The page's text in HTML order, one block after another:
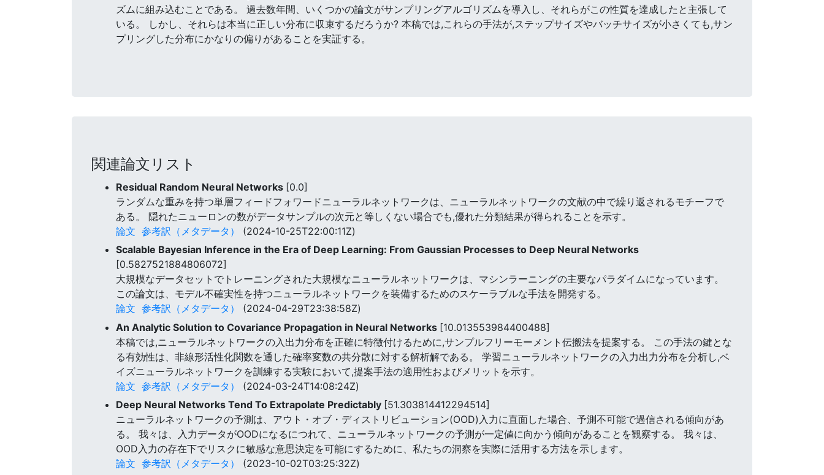
ズムに組み込むことである。 過去数年間、いくつかの論文がサンプリングアルゴリズムを導入し、それらがこの性質を達成したと主張して
いる。 しかし、それらは本当に正しい分布に収束するだろうか? 本稿では,これらの手法が,ステップサイズやバッチサイズが小さくても,サン
プリングした分布にかなりの偏りがあることを実証する。
関連論文リスト
Residual Random Neural Networks [0.0]
ランダムな重みを持つ単層フィードフォワードニューラルネットワークは、ニューラルネットワークの文献の中で繰り返されるモチーフで
ある。 隠れたニューロンの数がデータサンプルの次元と等しくない場合でも,優れた分類結果が得られることを示す。
論文 参考訳（メタデータ）
(2024-10-25T22:00:11Z)
Scalable Bayesian Inference in the Era of Deep Learning: From Gaussian Processes to Deep Neural Networks
[0.5827521884806072]
大規模なデータセットでトレーニングされた大規模なニューラルネットワークは、マシンラーニングの主要なパラダイムになっています。
この論文は、モデル不確実性を持つニューラルネットワークを装備するためのスケーラブルな手法を開発する。
論文 参考訳（メタデータ）
(2024-04-29T23:38:58Z)
An Analytic Solution to Covariance Propagation in Neural Networks [10.013553984400488]
本稿では,ニューラルネットワークの入出力分布を正確に特徴付けるために,サンプルフリーモーメント伝搬法を提案する。 この手法の鍵とな
る有効性は、非線形活性化関数を通した確率変数の共分散に対する解析解である。 学習ニューラルネットワークの入力出力分布を分析し,ベ
イズニューラルネットワークを訓練する実験において,提案手法の適用性およびメリットを示す。
論文 参考訳（メタデータ）
(2024-03-24T14:08:24Z)
Deep Neural Networks Tend To Extrapolate Predictably [51.303814412294514]
ニューラルネットワークの予測は、アウト・オブ・ディストリビューション(OOD)入力に直面した場合、予測不可能で過信される傾向があ
る。 我々は、入力データがOODになるにつれて、ニューラルネットワークの予測が一定値に向かう傾向があることを観察する。 我々は、
OOD入力の存在下でリスクに敏感な意思決定を可能にするために、私たちの洞察を実際に活用する方法を示します。
論文 参考訳（メタデータ）
(2023-10-02T03:25:32Z)